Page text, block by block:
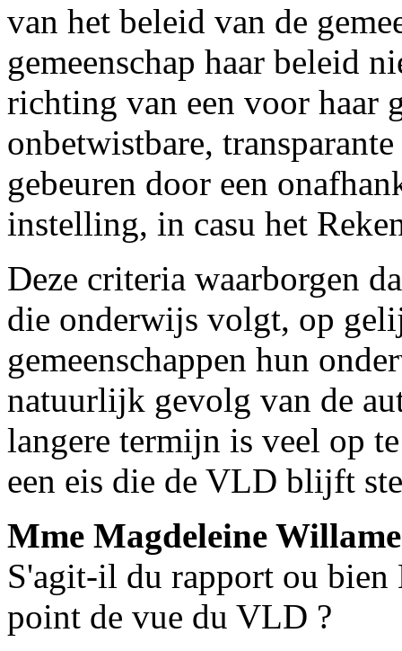
van het beleid van de
gemeenschap haar beleid
richting van een voor haar
onbetwistbare,
gebeuren door een
instelling, in casu het
Deze criteria waarborgen
die onderwijs volgt, op
gemeenschappen hun
natuurlijk gevolg van de
langere termijn is veel op
een eis die de VLD blijft
Mme Magdeleine
S'agit-il du rapport ou bien
point de vue du VLD ?